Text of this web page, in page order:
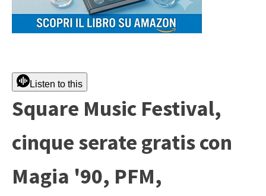
Listen to this
Square Music Festival,
cinque serate gratis con
Magia '90, PFM,